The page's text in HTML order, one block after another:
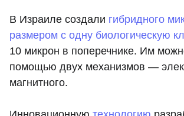
В Израиле создали гибридного
размером с одну биологическую
10 микрон в поперечнике. Им
помощью двух механизмов —
магнитного.